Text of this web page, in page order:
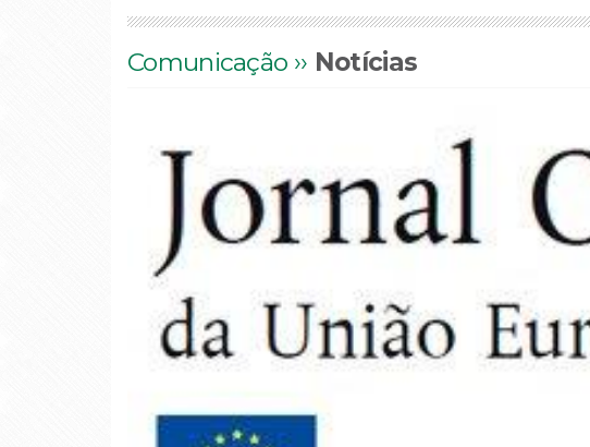
Comunicação ›› Notícias